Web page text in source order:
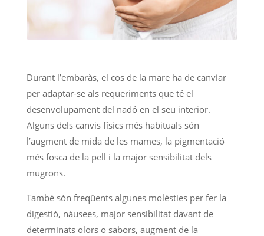
Durant l’embaràs, el cos de la mare ha de canviar
per adaptar-se als requeriments que té el
desenvolupament del nadó en el seu interior.
Alguns dels canvis físics més habituals són
l’augment de mida de les mames, la pigmentació
més fosca de la pell i la major sensibilitat dels
mugrons.
També són freqüents algunes molèsties per fer la
digestió, nàusees, major sensibilitat davant de
determinats olors o sabors, augment de la